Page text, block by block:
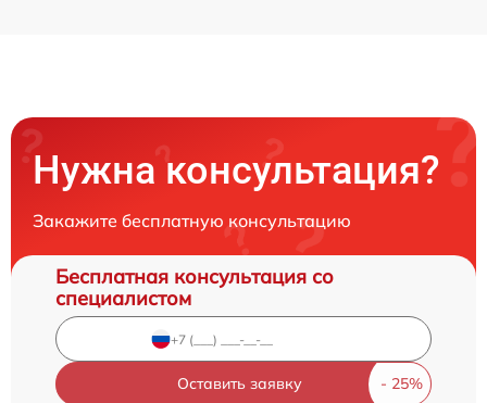
Нужна консультация?
Закажите бесплатную консультацию
Бесплатная консультация со
специалистом
Оставить заявку